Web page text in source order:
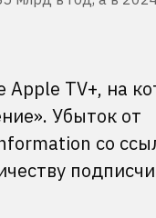
Apple TV+, на
Убыток от
со